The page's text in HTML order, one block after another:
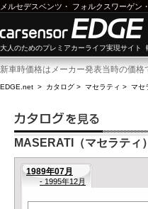
メルセデスベンツ ・ フォルクスワーゲン ・
大人のためのプレミアカーライフ実現サイト
新車時価格はメーカー発表当時の価格
EDGE.net > カタログ > マセラティ > マセ
MASERATI（マセラティ
1989年07月
- 1995年12月